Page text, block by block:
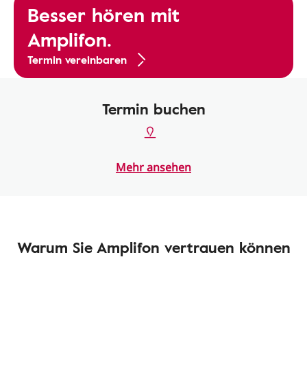
Besser hören mit
Amplifon.
Termin vereinbaren
Termin buchen
Mehr ansehen
Warum Sie Amplifon vertrauen können